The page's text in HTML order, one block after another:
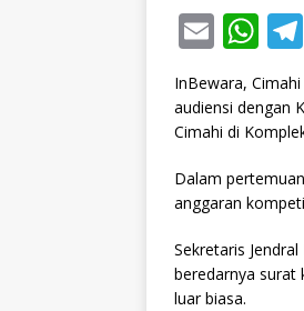
E
ai
l
W
h
at
s
A
p
p
InBewara,
audiensi dengan
Cimahi di
Dalam
anggaran
Sekretaris
beredarnya surat
luar biasa.